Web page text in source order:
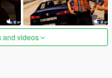
and videos